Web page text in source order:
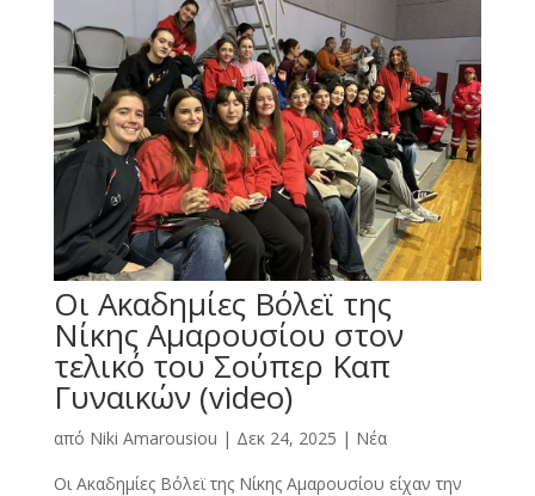
Οι Ακαδημίες Βόλεϊ της
Νίκης Αμαρουσίου στον
τελικό του Σούπερ Καπ
Γυναικών (video)
από Niki Amarousiou | Δεκ 24, 2025 | Νέα
Οι Ακαδημίες Βόλεϊ της Νίκης Αμαρουσίου είχαν την